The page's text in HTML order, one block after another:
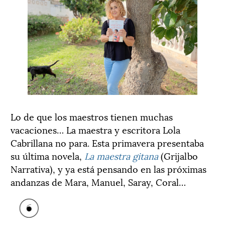
Lo de que los maestros tienen muchas
vacaciones… La maestra y escritora Lola
Cabrillana no para. Esta primavera presentaba
su última novela, La maestra gitana(Grijalbo
Narrativa), y ya está pensando en las próximas
andanzas de Mara, Manuel, Saray, Coral…